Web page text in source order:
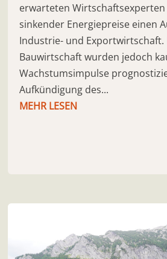
erwarteten
sinkender Energiepreise einen
Industrie- und Exportwirtschaft.
Bauwirtschaft wurden jedoch
Wachstumsimpulse
Aufkündigung des...
MEHR LESEN